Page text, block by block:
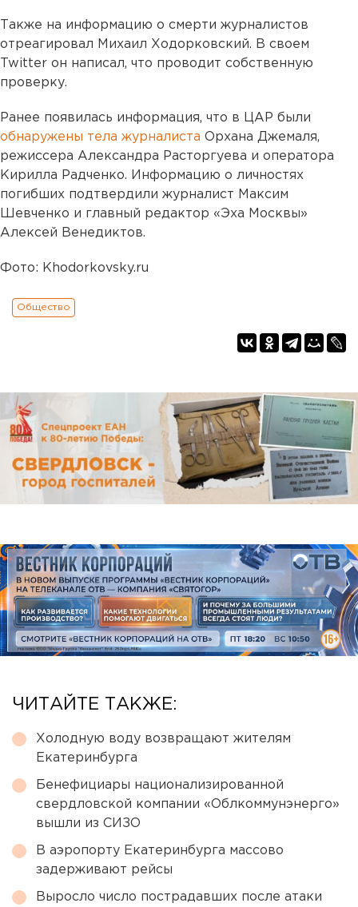
Также на информацию о смерти журналистов
отреагировал Михаил Ходорковский. В своем
Twitter он написал, что проводит собственную
проверку.
Ранее появилась информация, что в ЦАР были
обнаружены тела журналиста Орхана Джемаля,
режиссера Александра Расторгуева и оператора
Кирилла Радченко. Информацию о личностях
погибших подтвердили журналист Максим
Шевченко и главный редактор «Эха Москвы»
Алексей Венедиктов.
Фото: Khodorkovsky.ru
Общество
ЧИТАЙТЕ ТАКЖЕ:
Холодную воду возвращают жителям
Екатеринбурга
Бенефициары национализированной
свердловской компании «Облкоммунэнерго»
вышли из СИЗО
В аэропорту Екатеринбурга массово
задерживают рейсы
Выросло число пострадавших после атаки